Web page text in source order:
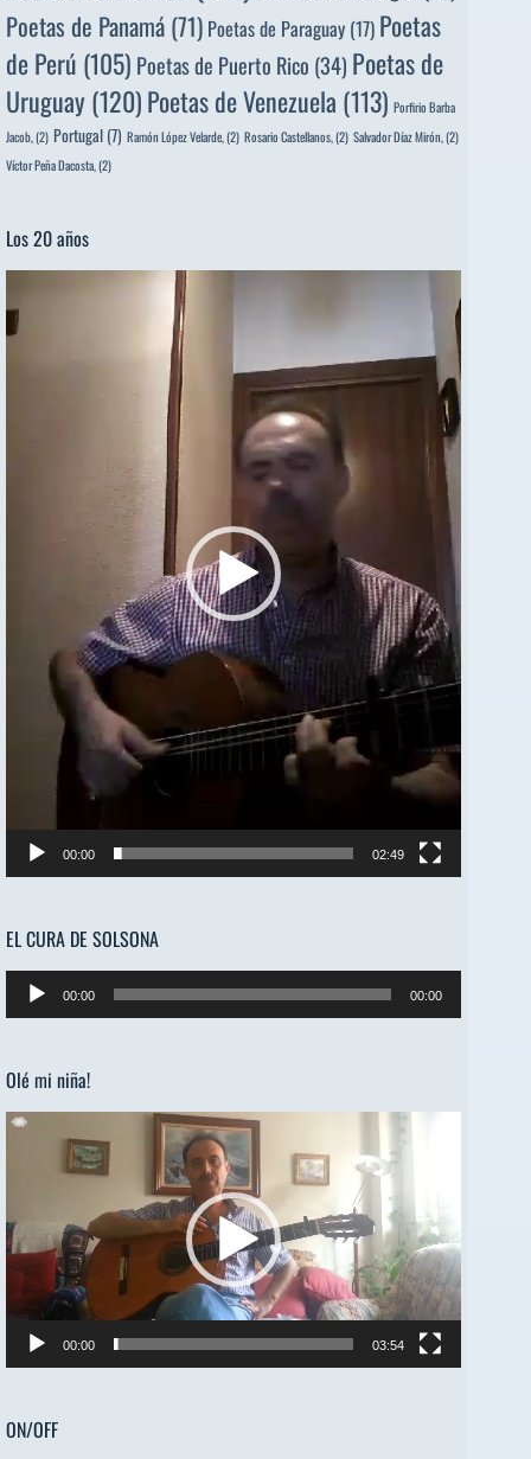
Poetas de Panamá (71) Poetas de Paraguay (17) Poetas
de Perú (105) Poetas de Puerto Rico (34) Poetas de
Uruguay(120)Poetas de Venezuela (113) Porfirio Barba
Jacob, (2) Portugal (7) Ramón López Velarde, (2) Rosario Castellanos, (2) Salvador Díaz Mirón, (2)
Víctor Peña Dacosta, (2)
Los 20 años
de
vídeo
00:00 02:49
EL CURA DE SOLSONA
Reproductor
de
00:00 00:00
Olé mi niña!
Reproductor
00:00 03:54
ON/OFF